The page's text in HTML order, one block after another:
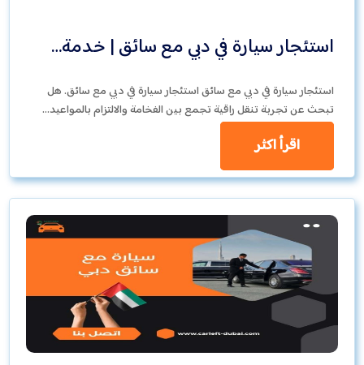
استئجار سيارة في دبي مع سائق | خدمة…
استئجار سيارة في دبي مع سائق استئجار سيارة في دبي مع سائق. هل
تبحث عن تجربة تنقل راقية تجمع بين الفخامة والالتزام بالمواعيد…
اقرأ اكثر